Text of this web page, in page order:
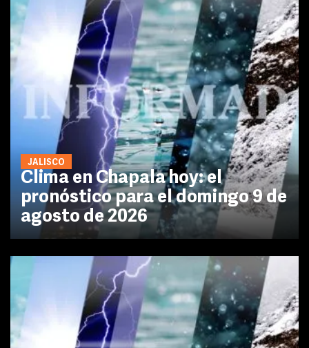
JALISCO
Clima en Chapala hoy: el
pronóstico para el domingo 9 de
agosto de 2026